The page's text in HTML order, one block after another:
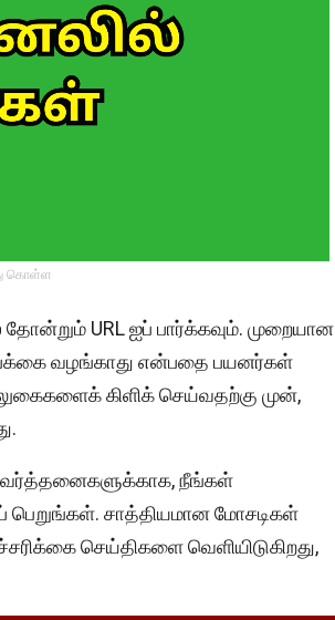
கொள்ள
URL ஐப் பார்க்கவும். முறையான
வழங்காது என்பதை பயனர்கள்
கிளிக் செய்வதற்கு முன்,
நீங்கள்
பெறுங்கள். சாத்தியமான மோசடிகள்
செய்திகளை வெளியிடுகிறது,